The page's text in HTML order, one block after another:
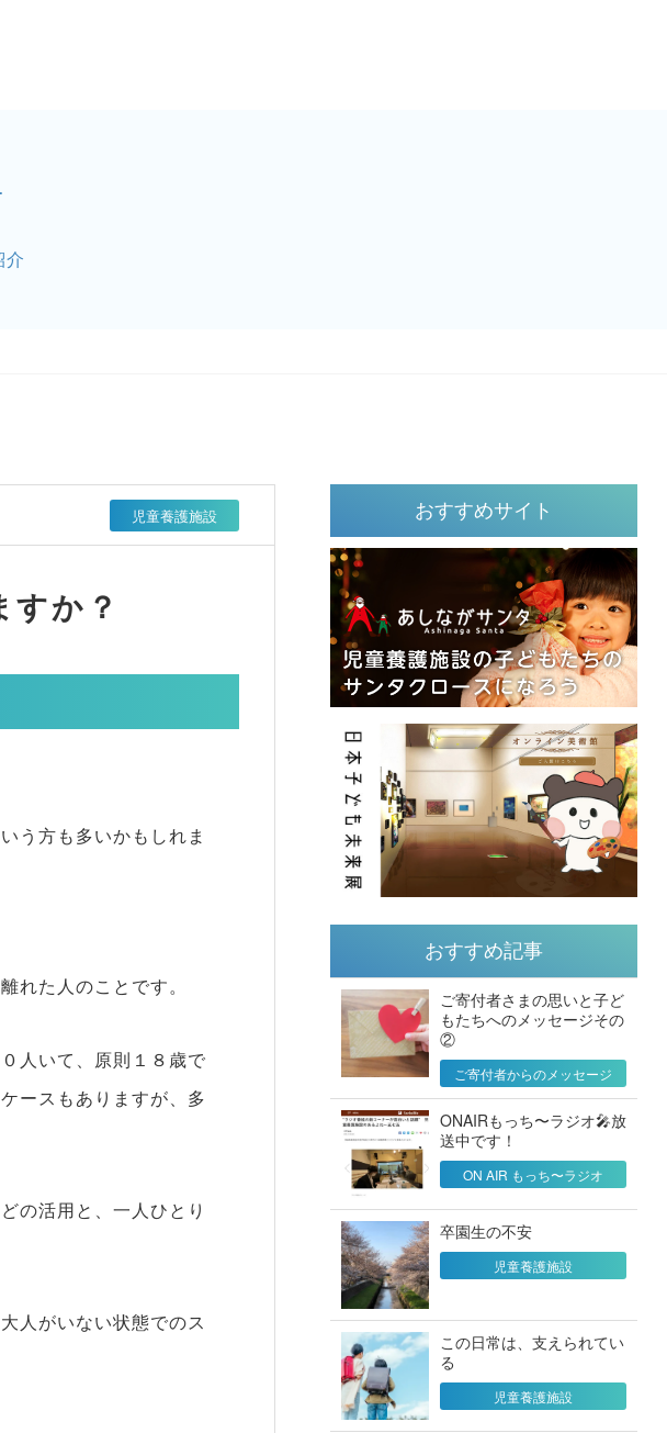
児童養護施設
か？
う方も多いかもしれま
れた人のことです。
人いて、原則１８歳で
ースもありますが、多
の活用と、一人ひとり
人がいない状態でのス
おすすめサイト
おすすめ記事
ご寄付者さまの思いと子ど
もたちへのメッセージその
②
ご寄付者からのメッセージ
ONAIRもっち〜ラジオ🎤放
送中です！
ON AIR もっち〜ラジオ
卒園生の不安
児童養護施設
この日常は、支えられてい
る
児童養護施設